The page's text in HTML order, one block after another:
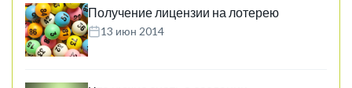
Получение лицензии на лотерею
13 июн 2014